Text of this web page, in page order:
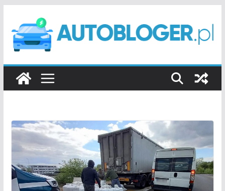
treści